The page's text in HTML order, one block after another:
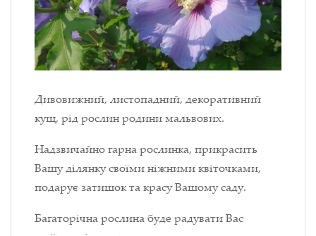
Дивовижний, листопадний, декоративний
кущ, рід рослин родини мальвових.
Надзвичайно гарна рослинка, прикрасить
Вашу ділянку своїми ніжними квіточками,
подарує затишок та красу Вашому саду.
Багаторічна рослина буде радувати Вас